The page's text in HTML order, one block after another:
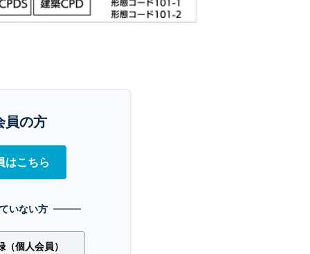
員の方
はこちら
いない方
個人会員）